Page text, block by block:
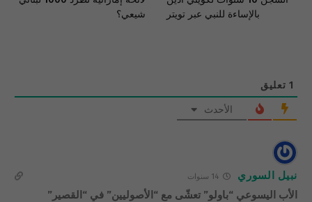
بالإساءة للنبي عبر تويتر
شيعي؟
1 تعليق
الأحدث
نبيل السوري 14 سنوات
الأب اليسوعي “باولو” تعشّى مع “الأصوليين” في “القصير”